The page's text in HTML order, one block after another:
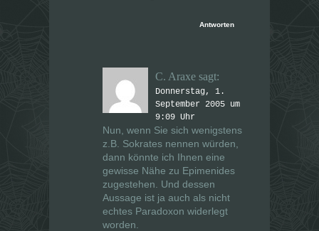
Antworten
C. Araxe sagt:
Donnerstag, 1.
September 2005 um
9:09 Uhr
Nun, wenn Sie sich wenigstens
z.B. Sokrates nennen würden,
dann könnte ich Ihnen eine
gewisse Nähe zu Epimenides
zugestehen. Und dessen
Aussage ist ja auch als nicht
echtes Paradoxon widerlegt
worden.